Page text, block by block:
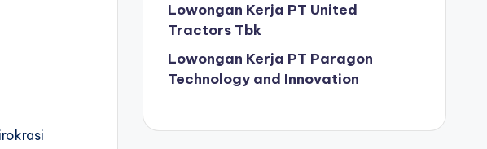
Lowongan Kerja PT United
Tractors Tbk
Lowongan Kerja PT Paragon
Technology and Innovation